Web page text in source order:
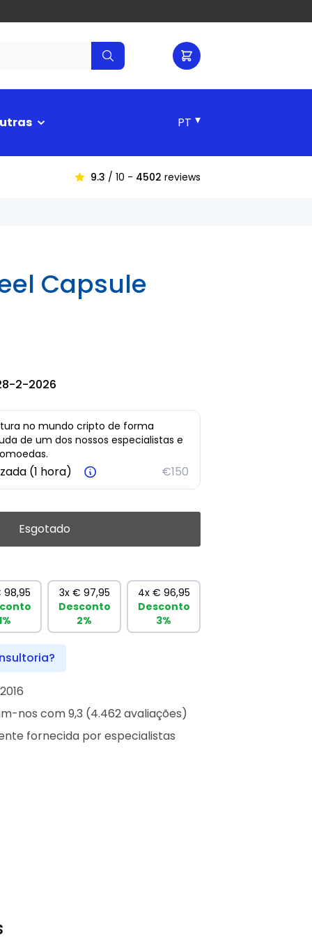
▾
9.3 / 10 - 4502 reviews
Capsule
2-2026
no mundo cripto de forma
de um dos nossos especialistas e
(1 hora) €150
Esgotado
3x € 97,95
Desconto
2%
4x € 96,95
Desconto
3%
nos com 9,3 (4.462 avaliações)
fornecida por especialistas